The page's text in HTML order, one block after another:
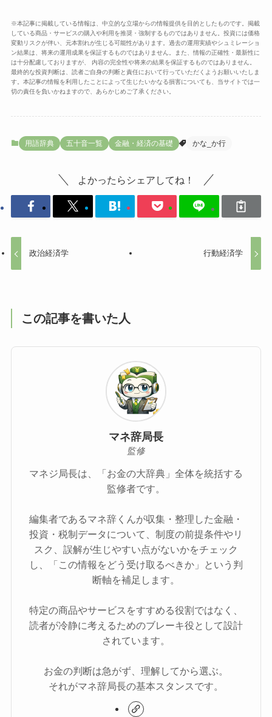
※本記事に掲載している情報は、中立的な立場からの情報提供を目的としたものです。掲載
している商品・サービスの購入や利用を推奨・強制するものではありません。投資には価格
変動リスクが伴い、元本割れが生じる可能性があります。過去の運用実績やシュミレーショ
ン結果は、将来の運用成果を保証するものではありません。また、情報の正確性・最新性に
は十分配慮しておりますが、 内容の完全性や将来の結果を保証するものではありません。
最終的な投資判断は、読者ご自身の判断と責任において行っていただくようお願いいたしま
す。本記事の情報を利用したことによって生じたいかなる損害についても、当サイトでは一
切の責任を負いかねますので、あらかじめご了承ください。
用語辞典 五十音一覧 金融・経済の基礎 かな_か行
よかったらシェアしてね！
政治経済学 行動経済学
この記事を書いた人
マネ辞局長
監修
マネジ局長は、「お金の大辞典」全体を統括する
監修者です。
編集者であるマネ辞くんが収集・整理した金融・
投資・税制データについて、制度の前提条件やリ
スク、誤解が生じやすい点がないかをチェック
し、「この情報をどう受け取るべきか」という判
断軸を補足します。
特定の商品やサービスをすすめる役割ではなく、
読者が冷静に考えるためのブレーキ役として設計
されています。
お金の判断は急がず、理解してから選ぶ。
それがマネ辞局長の基本スタンスです。